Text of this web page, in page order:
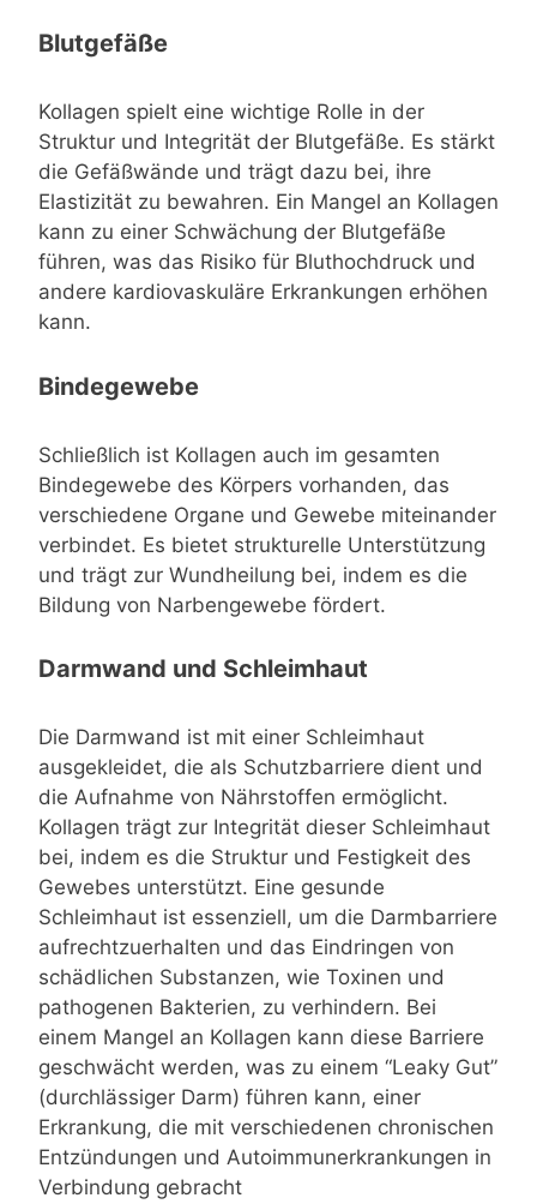
Blutgefäße
Kollagen spielt eine wichtige Rolle in der
Struktur und Integrität der Blutgefäße. Es stärkt
die Gefäßwände und trägt dazu bei, ihre
Elastizität zu bewahren. Ein Mangel an Kollagen
kann zu einer Schwächung der Blutgefäße
führen, was das Risiko für Bluthochdruck und
andere kardiovaskuläre Erkrankungen erhöhen
kann.
Bindegewebe
Schließlich ist Kollagen auch im gesamten
Bindegewebe des Körpers vorhanden, das
verschiedene Organe und Gewebe miteinander
verbindet. Es bietet strukturelle Unterstützung
und trägt zur Wundheilung bei, indem es die
Bildung von Narbengewebe fördert.
Darmwand und Schleimhaut
Die Darmwand ist mit einer Schleimhaut
ausgekleidet, die als Schutzbarriere dient und
die Aufnahme von Nährstoffen ermöglicht.
Kollagen trägt zur Integrität dieser Schleimhaut
bei, indem es die Struktur und Festigkeit des
Gewebes unterstützt. Eine gesunde
Schleimhaut ist essenziell, um die Darmbarriere
aufrechtzuerhalten und das Eindringen von
schädlichen Substanzen, wie Toxinen und
pathogenen Bakterien, zu verhindern. Bei
einem Mangel an Kollagen kann diese Barriere
geschwächt werden, was zu einem “Leaky Gut”
(durchlässiger Darm) führen kann, einer
Erkrankung, die mit verschiedenen chronischen
Entzündungen und Autoimmunerkrankungen in
Verbindung gebracht